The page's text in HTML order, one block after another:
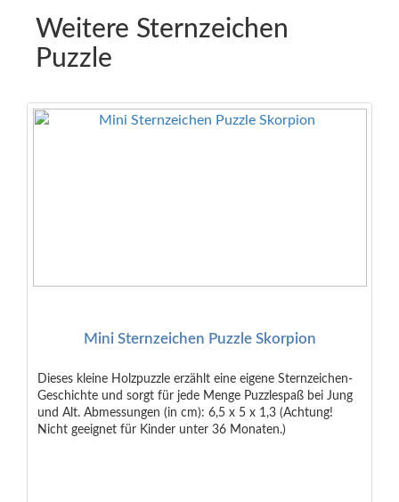
Weitere Sternzeichen
Puzzle
Mini Sternzeichen Puzzle Skorpion
Dieses kleine Holzpuzzle erzählt eine eigene Sternzeichen-
Geschichte und sorgt für jede Menge Puzzlespaß bei Jung
und Alt. Abmessungen (in cm): 6,5 x 5 x 1,3 (Achtung!
Nicht geeignet für Kinder unter 36 Monaten.)